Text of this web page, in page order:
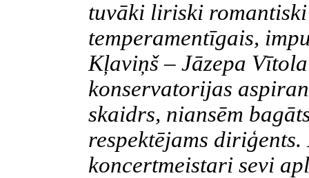
tuvāki liriski
temperamentīgais,
Kļaviņš – Jāzepa
konservatorijas
skaidrs, niansēm
respektējams
koncertmeistari sevi